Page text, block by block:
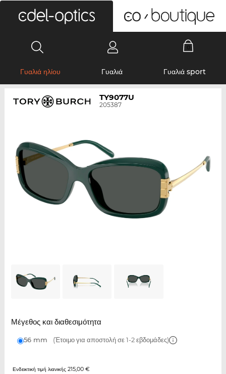
Γυαλιά ηλίου Γυαλιά Γυαλιά sport
TY9077U
205387
Μέγεθος και διαθεσιμότητα
56 mm (Έτοιμο για αποστολή σε 1-2 εβδομάδες)
Ενδεικτική τιμή λιανικής 215,00 €